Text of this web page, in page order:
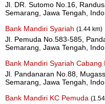
Jl. DR. Sutomo No.16,
Semarang, Jawa Tengah,
Bank Mandiri Syariah (1.44 km)
Jl. Pemuda No.583-585,
Semarang, Jawa Tengah,
Bank Mandiri Syariah Cabang
Jl. Pandanaran No.88,
Semarang, Jawa Tengah,
Bank Mandiri KC Pemuda